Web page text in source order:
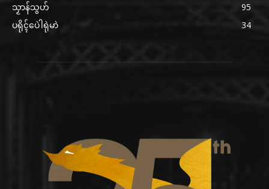
သၟာန်သွဟ်
95
ပရိုၚ်ပေဲါရုဲမာဲ
34